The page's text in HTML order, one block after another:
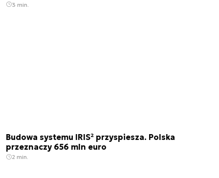
3 min.
Budowa systemu IRIS² przyspiesza. Polska
przeznaczy 656 mln euro
2 min.